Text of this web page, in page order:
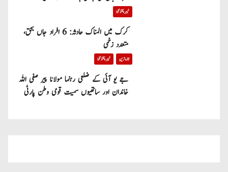
خیبر پختونخوا
کرک میں المناک حادثہ: 6 افراد جاں بحق،
متعدد زخمی
تازہ ترین خیبر پختونخوا
جے یو آئی کے ضلعی رہنما مولانا پیر صفی اللہ
خاندان اور ساتھیوں سمیت قومی وطن پارٹی